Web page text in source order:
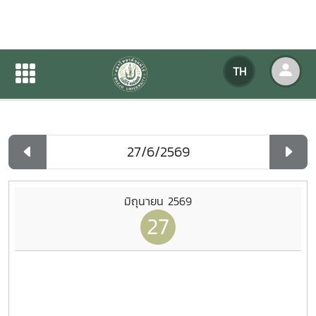
TH
ปฏิทินกิจกรรมของหน่วยงาน
ปฏิทินกิจกรรมของหน่วยงาน
มิถุนายน 2569
27